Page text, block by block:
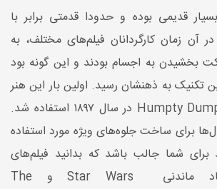
بسیار قدیمی بوده و حدودا قدمتی برابر با
آن زمان کارگردانان فیلم‌های مختلف، به
بخشیدن به اجسام بودند و این گونه بود
تکنیک به ذهنشان رسید. اولین بار این هنر
برای ساخت جلوه‌های ویژه مورد استفاده
شما جالب باشد که بدانید فیلم‌های
جذاب و به یاد ماندنی Star Wars و The